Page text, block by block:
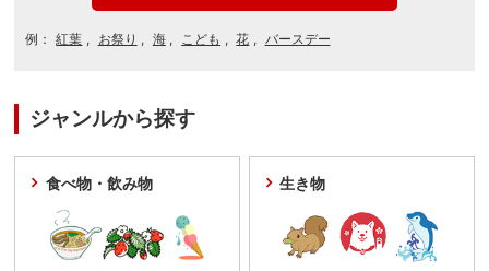
例： 紅葉 お祭り 海 こども 花 バースデー
ジャンルから探す
食べ物・飲み物 生き物